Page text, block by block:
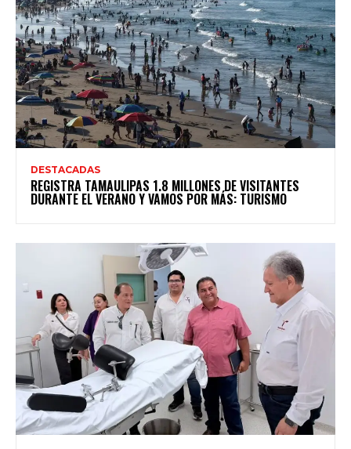
DESTACADAS
REGISTRA TAMAULIPAS 1.8 MILLONES DE VISITANTES
DURANTE EL VERANO Y VAMOS POR MÁS: TURISMO